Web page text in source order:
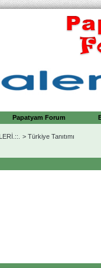
Papatyam Forum
> Türkiye Tanıtımı